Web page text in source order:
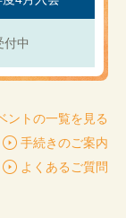
付中
ントの一覧を見る
手続きのご案内
よくあるご質問